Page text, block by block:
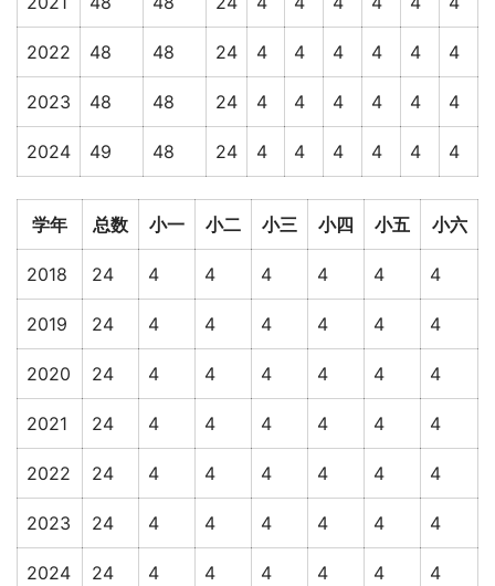
2022 48 48 24 4 4 4 4 4 4
2023 48 48 24 4 4 4 4 4 4
2024 49 48 24 4 4 4 4 4 4
学年 总数 小一 小二 小三 小四 小五 小六
2018 24 4 4 4 4 4 4
2019 24 4 4 4 4 4 4
2020 24 4 4 4 4 4 4
2021 24 4 4 4 4 4 4
2022 24 4 4 4 4 4 4
2023 24 4 4 4 4 4 4
2024 24 4 4 4 4 4 4